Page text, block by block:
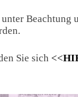
Beachtung
Sie sich <<